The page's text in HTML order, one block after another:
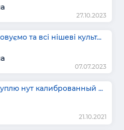
27.10.2023
та всі нішеві культ...
07.07.2023
нут калиброванный ...
21.10.2021